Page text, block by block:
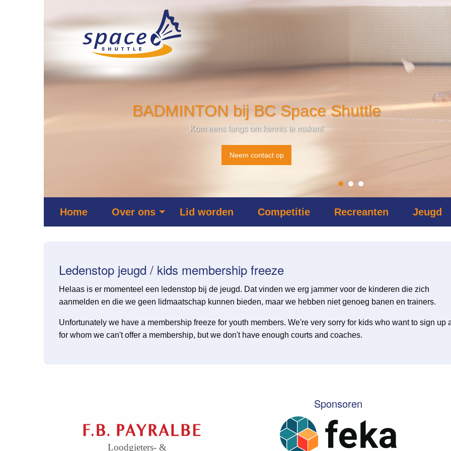
BADMINTON bij BC Space Shuttle
Kom eens langs om kennis te maken!
Neem contact op
navigation
Home Over ons Lid worden Competitie Recreanten Jeugd
Ledenstop jeugd / kids membership freeze
Helaas is er momenteel een ledenstop bij de jeugd. Dat vinden we erg jammer voor de kinderen die zich
aanmelden en die we geen lidmaatschap kunnen bieden, maar we hebben niet genoeg banen en trainers.
Unfortunately we have a membership freeze for youth members. We're very sorry for kids who want to sign up
for whom we can't offer a membership, but we don't have enough courts and coaches.
Sponsoren